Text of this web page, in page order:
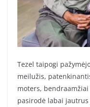
Tezel taipogi
meilužis,
moters,
pasirodė labai